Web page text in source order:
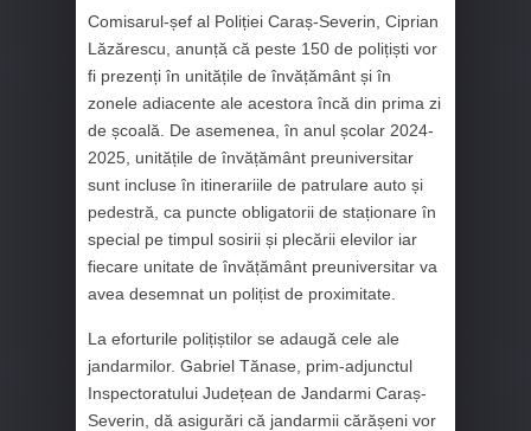
Comisarul-șef al Poliției Caraș-Severin, Ciprian
Lăzărescu, anunță că peste 150 de polițiști vor
fi prezenți în unitățile de învățământ și în
zonele adiacente ale acestora încă din prima zi
de școală. De asemenea, în anul școlar 2024-
2025, unitățile de învățământ preuniversitar
sunt incluse în itinerariile de patrulare auto și
pedestră, ca puncte obligatorii de staționare în
special pe timpul sosirii și plecării elevilor iar
fiecare unitate de învățământ preuniversitar va
avea desemnat un polițist de proximitate.
La eforturile polițiștilor se adaugă cele ale
jandarmilor. Gabriel Tănase, prim-adjunctul
Inspectoratului Județean de Jandarmi Caraș-
Severin, dă asigurări că jandarmii cărășeni vor